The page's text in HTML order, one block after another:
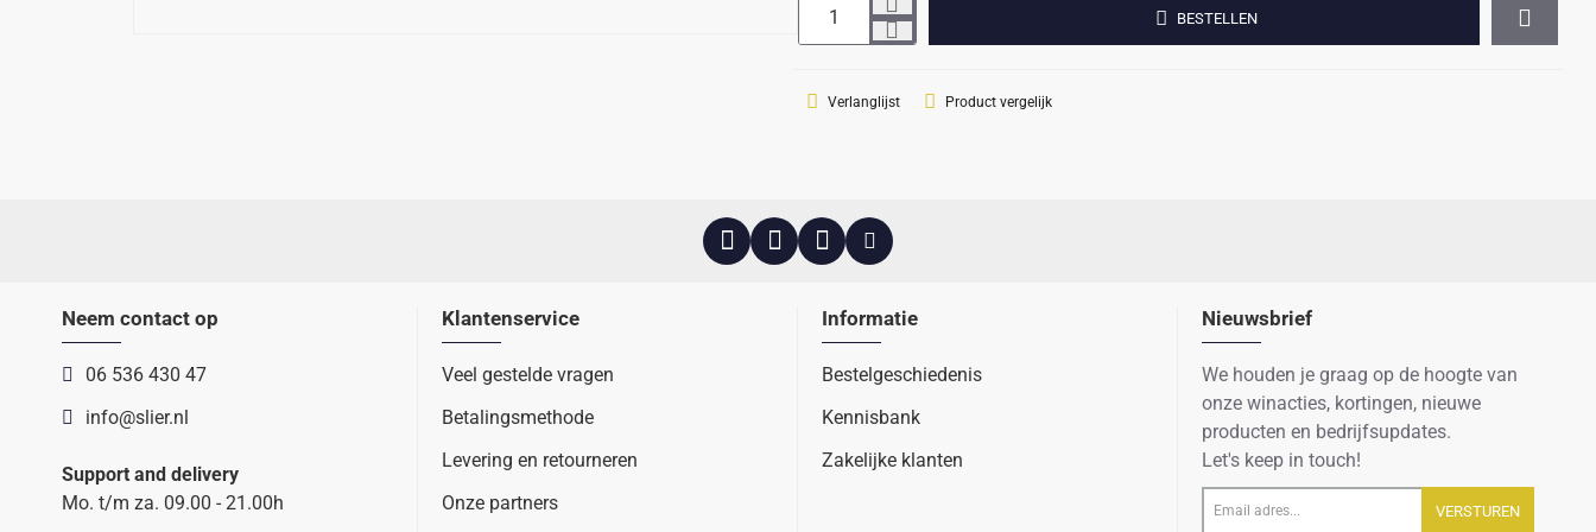
BESTELLEN
Verlanglijst Product vergelijk
Neem contact op
06 536 430 47
info@slier.nl
Support and delivery
Mo. t/m za. 09.00 - 21.00h
Klantenservice
Veel gestelde vragen
Betalingsmethode
Levering en retourneren
Onze partners
Informatie
Bestelgeschiedenis
Kennisbank
Zakelijke klanten
Nieuwsbrief
We houden je graag op de hoogte van
onze winacties, kortingen, nieuwe
producten en bedrijfsupdates.
Let's keep in touch!
Email
VERSTUREN